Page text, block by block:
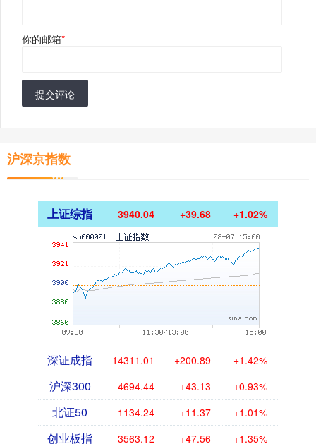
你的邮箱*
提交评论
沪深京指数
上证综指 3940.04 +39.68 +1.02%
深证成指 14311.01 +200.89 +1.42%
沪深300 4694.44 +43.13 +0.93%
北证50 1134.24 +11.37 +1.01%
创业板指 3563.12 +47.56 +1.35%